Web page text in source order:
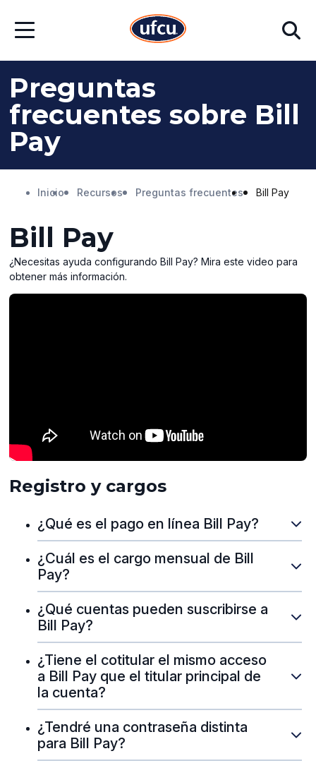
contenido
contenido
de
página
Abrir
Buscar
Preguntas
frecuentes sobre Bill
Pay
Inicio Recursos Preguntas frecuentes Bill Pay
Bill Pay
¿Necesitas ayuda configurando Bill Pay? Mira este video para
obtener más información.
Registro y cargos
¿Qué es el pago en línea Bill Pay?
¿Cuál es el cargo mensual de Bill
Pay?
¿Qué cuentas pueden suscribirse a
Bill Pay?
¿Tiene el cotitular el mismo acceso
a Bill Pay que el titular principal de
la cuenta?
¿Tendré una contraseña distinta
para Bill Pay?